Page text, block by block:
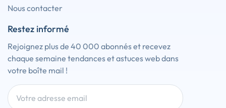
Nous contacter
Restez informé
Rejoignez plus de 40 000 abonnés et recevez
chaque semaine tendances et astuces web dans
votre boîte mail !